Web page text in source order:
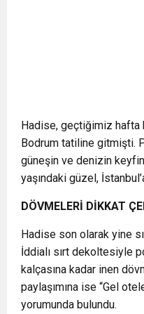
Hadise, geçtiğimiz hafta
Bodrum tatiline gitmişti.
güneşin ve denizin
yaşındaki güzel,
DÖVMELERİ DİKKAT
Hadise son olarak yine
İddialı sırt dekoltesiyle
kalçasına kadar inen
paylaşımına ise “Gel
yorumunda bulundu.